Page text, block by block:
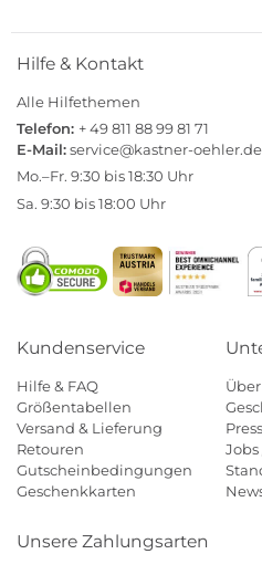
Hilfe & Kontakt
Alle Hilfethemen
Telefon: + 49 811 88 99 81 71
E-Mail:service@kastner-oehler.de
Mo.–Fr. 9:30 bis 18:30 Uhr
Sa. 9:30 bis 18:00 Uhr
Kundenservice
Hilfe & FAQ
Größentabellen
Versand & Lieferung
Retouren
Gutscheinbedingungen
Geschenkkarten
Jobs
Unsere Zahlungsarten